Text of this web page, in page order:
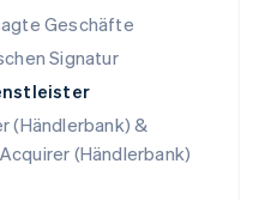
Geschäfte
Signatur
(Händlerbank) &
(Händlerbank)